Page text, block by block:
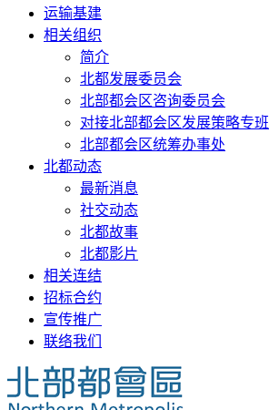
运输基建
相关组织
简介
北都发展委员会
北部都会区咨询委员会
对接北部都会区发展策略专班
北部都会区统筹办事处
北都动态
最新消息
社交动态
北都故事
北都影片
相关连结
招标合约
宣传推广
联络我们